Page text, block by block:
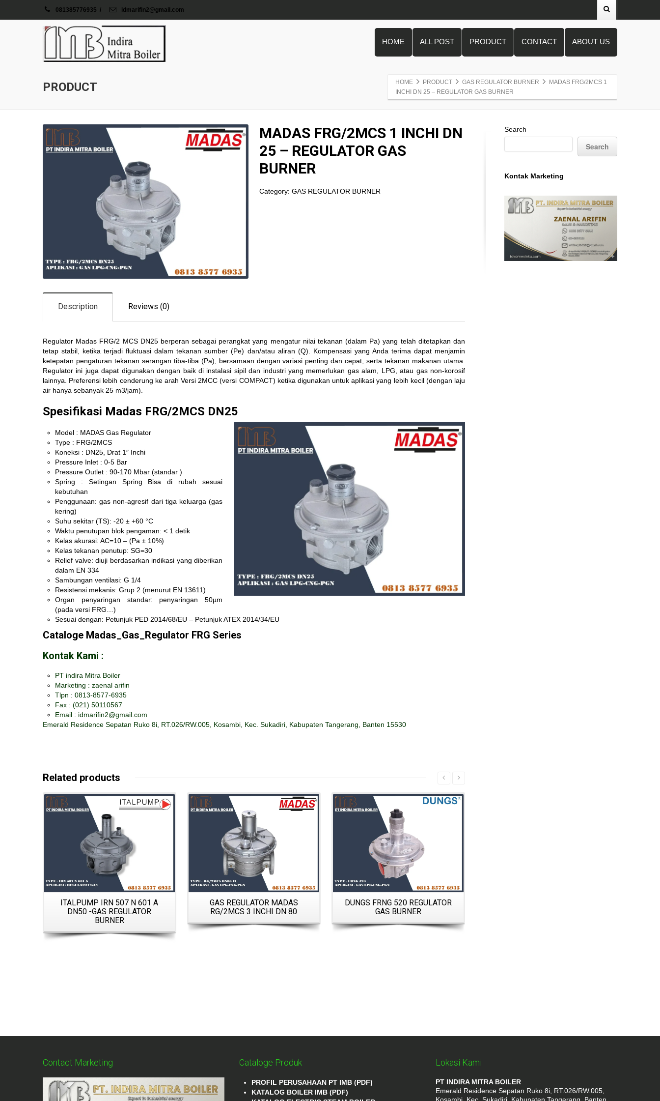
081385776935 / idmarifin2@gmail.com
HOME ALL POST PRODUCT CONTACT ABOUT US
PRODUCT HOME PRODUCT GAS REGULATOR BURNER
MADAS FRG/2MCS 1
INCHI DN 25 – REGULATOR GAS BURNER
MADAS FRG/2MCS 1 INCHI DN
25 – REGULATOR GAS
BURNER
Category:GAS REGULATOR BURNER
Description Reviews (0)
Regulator Madas FRG/2 MCS DN25 berperan sebagai perangkat yang mengatur nilai tekanan (dalam Pa) yang telah ditetapkan dan
tetap stabil, ketika terjadi fluktuasi dalam tekanan sumber (Pe) dan/atau aliran (Q). Kompensasi yang Anda terima dapat menjamin
ketepatan pengaturan tekanan serangan tiba-tiba (Pa), bersamaan dengan variasi penting dan cepat, serta tekanan makanan utama.
Regulator ini juga dapat digunakan dengan baik di instalasi sipil dan industri yang memerlukan gas alam, LPG, atau gas non-korosif
lainnya. Preferensi lebih cenderung ke arah Versi 2MCC (versi COMPACT) ketika digunakan untuk aplikasi yang lebih kecil (dengan laju
air hanya sebanyak 25 m3/jam).
Spesifikasi Madas FRG/2MCS DN25
Model : MADAS Gas Regulator
Type : FRG/2MCS
Koneksi : DN25, Drat 1″ Inchi
Pressure Inlet : 0-5 Bar
Pressure Outlet : 90-170 Mbar (standar )
Spring : Setingan Spring Bisa di rubah sesuai
kebutuhan
Penggunaan: gas non-agresif dari tiga keluarga (gas
kering)
Suhu sekitar (TS): -20 ± +60 °C
Waktu penutupan blok pengaman: < 1 detik
Kelas akurasi: AC=10 – (Pa ± 10%)
Kelas tekanan penutup: SG=30
Relief valve: diuji berdasarkan indikasi yang diberikan
dalam EN 334
Sambungan ventilasi: G 1/4
Resistensi mekanis: Grup 2 (menurut EN 13611)
Organ penyaringan standar: penyaringan 50µm
(pada versi FRG…)
Sesuai dengan: Petunjuk PED 2014/68/EU – Petunjuk ATEX 2014/34/EU
Cataloge Madas_Gas_Regulator FRG Series
Kontak Kami :
PT indira Mitra Boiler
Marketing : zaenal arifin
Tlpn : 0813-8577-6935
Fax : (021) 50110567
Email : idmarifin2@gmail.com
Emerald Residence Sepatan Ruko 8i, RT.026/RW.005, Kosambi, Kec. Sukadiri, Kabupaten Tangerang, Banten 15530
Related products
ITALPUMP IRN 507 N 601 A
DN50 -GAS REGULATOR
BURNER
GAS REGULATOR MADAS
RG/2MCS 3 INCHI DN 80
DUNGS FRNG 520 REGULATOR
GAS BURNER
Search
Search
Kontak Marketing
Contact Marketing Cataloge Produk
PROFIL PERUSAHAAN PT IMB (PDF)
KATALOG BOILER IMB (PDF)
Lokasi Kami
PT INDIRA MITRA BOILER
Emerald Residence Sepatan Ruko 8i, RT.026/RW.005,